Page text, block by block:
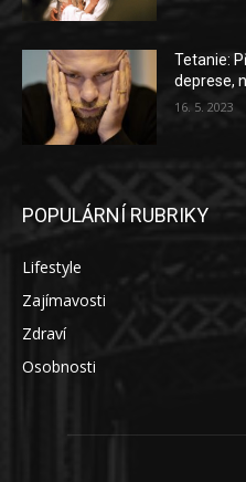
Tetanie:
deprese,
16. 5. 2023
POPULÁRNÍ RUBRIKY
Lifestyle
Zajímavosti
Zdraví
Osobnosti